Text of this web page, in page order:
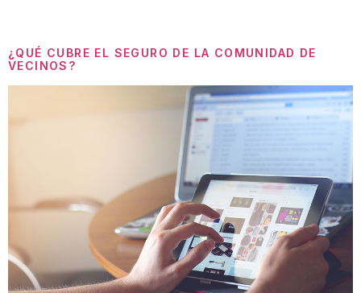
¿QUÉ CUBRE EL SEGURO DE LA COMUNIDAD DE
VECINOS?